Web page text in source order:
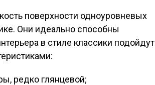
поверхности одноуровневых
Они идеально способны
в стиле классики подойдут
редко глянцевой;